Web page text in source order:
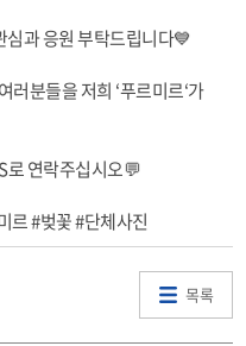
과 응원 부탁드립니다💙
러분들을 저희 ‘푸르미르‘가
로 연락주십시오💬
르 #벚꽃 #단체사진
목록